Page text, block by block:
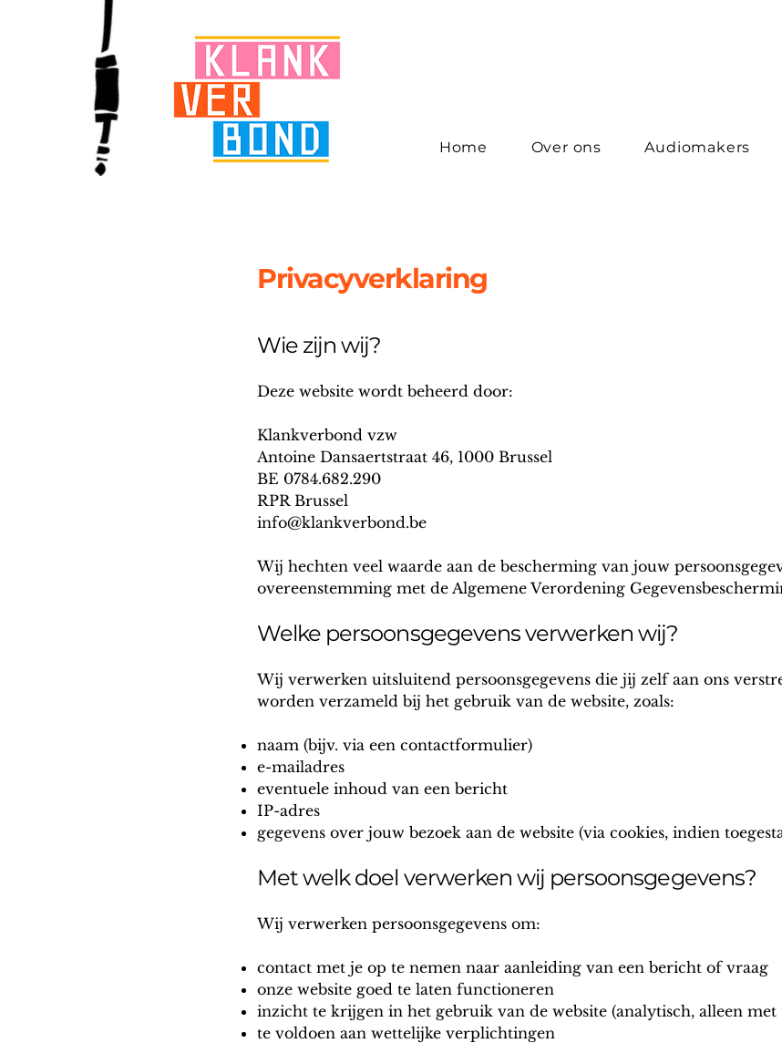
Home Over ons Audiomakers
Privacyverklaring
Wie zijn wij?
Deze website wordt beheerd door:
Klankverbond vzw
Antoine Dansaertstraat 46, 1000 Brussel
BE 0784.682.290
RPR Brussel
info@klankverbond.be
Wij hechten veel waarde aan de bescherming van jouw
overeenstemming met de Algemene Verordening
Welke persoonsgegevens verwerken wij?
Wij verwerken uitsluitend persoonsgegevens die jij zelf aan ons
worden verzameld bij het gebruik van de website, zoals:
naam (bijv. via een contactformulier)
e-mailadres
eventuele inhoud van een bericht
IP-adres
gegevens over jouw bezoek aan de website (via cookies, indien
Met welk doel verwerken wij persoonsgegevens?
Wij verwerken persoonsgegevens om:
contact met je op te nemen naar aanleiding van een bericht of vraag
onze website goed te laten functioneren
inzicht te krijgen in het gebruik van de website (analytisch, alleen met
te voldoen aan wettelijke verplichtingen